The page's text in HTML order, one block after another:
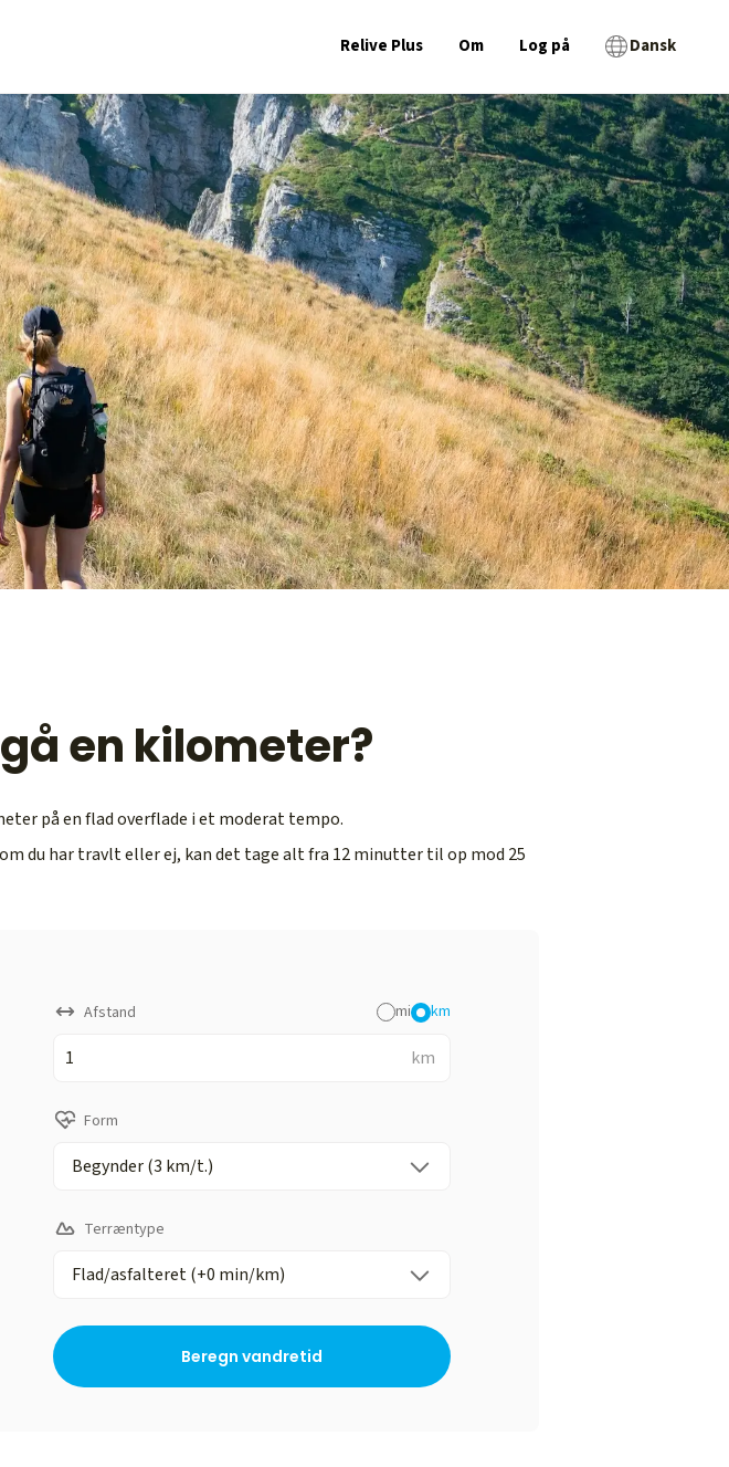
Relive Plus Om Log på Dansk
en kilometer?
på en flad overflade i et moderat tempo.
du har travlt eller ej, kan det tage alt fra 12 minutter til op mod 25
Afstand mi km
km
Form
Terræntype
Beregn vandretid